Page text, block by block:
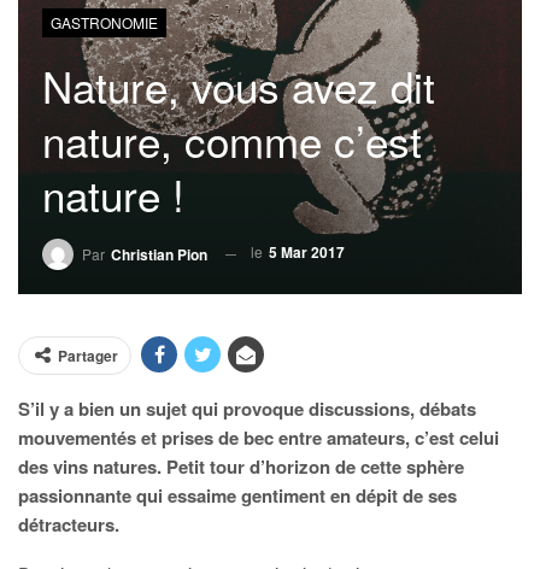
GASTRONOMIE
Nature, vous avez dit
nature, comme c’est
nature !
Par Christian Pion le 5 Mar 2017
Partager
S’il y a bien un sujet qui provoque discussions, débats
mouvementés et prises de bec entre amateurs, c’est celui
des vins natures. Petit tour d’horizon de cette sphère
passionnante qui essaime gentiment en dépit de ses
détracteurs.